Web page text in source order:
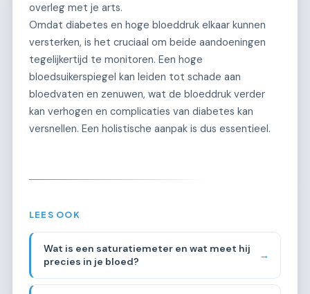
overleg met je arts.
Omdat diabetes en hoge bloeddruk elkaar kunnen
versterken, is het cruciaal om beide aandoeningen
tegelijkertijd te monitoren. Een hoge
bloedsuikerspiegel kan leiden tot schade aan
bloedvaten en zenuwen, wat de bloeddruk verder
kan verhogen en complicaties van diabetes kan
versnellen. Een holistische aanpak is dus essentieel.
LEES OOK
Wat is een saturatiemeter en wat meet hij
precies in je bloed?
→